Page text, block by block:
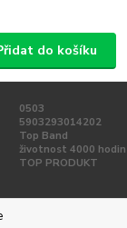
do košíku
0503
5903293014202
Top Band
životnost 4000 hodin
TOP PRODUKT